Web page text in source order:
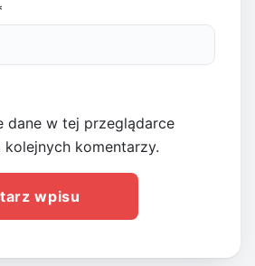
dane w tej przeglądarce
komentarzy.